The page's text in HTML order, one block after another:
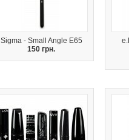
Sigma - Small Angle E65
150 грн.